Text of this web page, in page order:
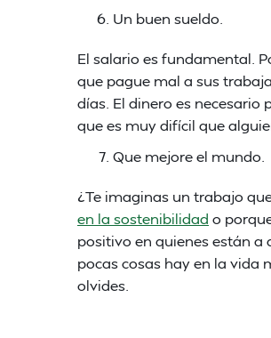
Un buen sueldo.
El salario es fundamental.
que pague mal a sus
días. El dinero es
que es muy difícil que
Que mejore el mundo.
¿Te imaginas un trabajo
en la sostenibilidad o
positivo en quienes están a
pocas cosas hay en la vida
olvides.